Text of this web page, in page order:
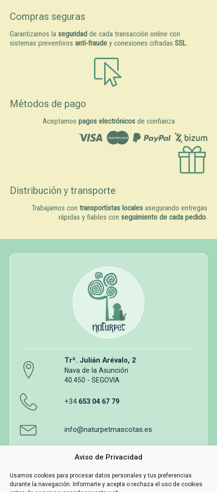
Aviso de Privacidad
Usamos cookies para procesar datos personales y tus preferencias
durante la navegación. Informarte y acepta o rechaza el uso de cookies
Compras seguras
Garantizamos la seguridad de cada transacción online con
sistemas preventivos anti-fraude y conexiones cifradas SSL.
Métodos de pago
Aceptamos pagos electrónicosde confianza
Distribución y transporte
Trabajamos con transportistas locales asegurando entregas
rápidas y fiables con seguimiento de cada pedido.
Trª. Julián Arévalo, 2
Nava de la Asunción
40.450 - SEGOVIA
+34 653 04 67 79
info@naturpetmascotas.es